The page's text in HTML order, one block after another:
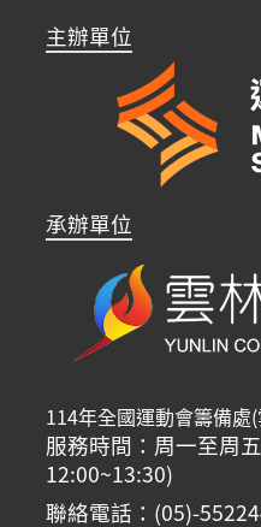
主辦單位
承辦單位
114年全國運動會籌備處
服務時間：周一至周
12:00~13:30)
聯絡電話：(05)-